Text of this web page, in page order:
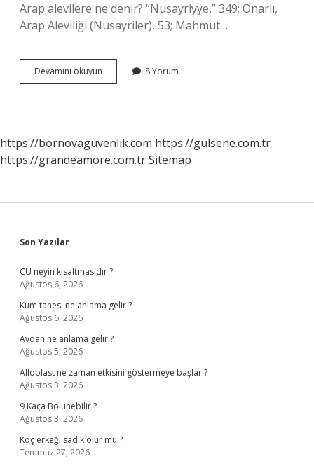
Arap alevilere ne denir? “Nusayriyye,” 349; Onarlı,
Arap Aleviliği (Nusayriler), 53; Mahmut…
Devamını okuyun
Alevilerine
8 Yorum
https://bornovaguvenlik.com https://gulsene.com.tr
https://grandeamore.com.trSitemap
Sidebar
Son Yazılar
CU neyin kısaltmasıdır ?
Ağustos 6, 2026
Kum tanesi ne anlama gelir ?
Ağustos 6, 2026
Avdan ne anlama gelir ?
Ağustos 5, 2026
Alloblast ne zaman etkisini göstermeye başlar ?
Ağustos 3, 2026
9 Kaça Bolunebilir ?
Ağustos 3, 2026
Koç erkeği sadık olur mu ?
Temmuz 27, 2026